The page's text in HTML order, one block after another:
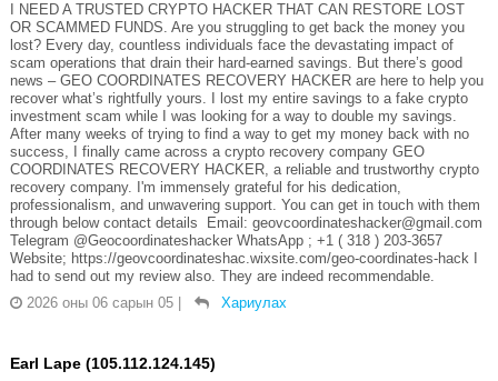
I NEED A TRUSTED CRYPTO HACKER THAT CAN RESTORE LOST
OR SCAMMED FUNDS. Are you struggling to get back the money you
lost? Every day, countless individuals face the devastating impact of
scam operations that drain their hard-earned savings. But there’s good
news – GEO COORDINATES RECOVERY HACKER are here to help you
recover what’s rightfully yours. I lost my entire savings to a fake crypto
investment scam while I was looking for a way to double my savings.
After many weeks of trying to find a way to get my money back with no
success, I finally came across a crypto recovery company GEO
COORDINATES RECOVERY HACKER, a reliable and trustworthy crypto
recovery company. I'm immensely grateful for his dedication,
professionalism, and unwavering support. You can get in touch with them
through below contact details Email: geovcoordinateshacker@gmail.com
Telegram @Geocoordinateshacker WhatsApp ; +1 ( 318 ) 203-3657
Website; https://geovcoordinateshac.wixsite.com/geo-coordinates-hack I
had to send out my review also. They are indeed recommendable.
2026 оны 06 сарын 05
Хариулах
Earl Lape (105.112.124.145)